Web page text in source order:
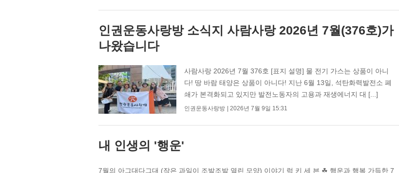
인권운동사랑방 소식지 사람사랑 2026년 7월(376호)가
나왔습니다
사람사랑 2026년 7월 376호 [표지 설명] 물 전기 가스는 상품이 아니
다! 땅 바람 태양은 상품이 아니다! 지난 6월 13일, 석탄화력발전소 폐
쇄가 본격화되고 있지만 발전노동자의 고용과 재생에너지 대 [...]
인권운동사랑방 2026년 7월 9일 15:31
내 인생의 '행운'
7월의 아그대다그대 (작은 과일이 조발조발 열린 모양) 이야기 럭 키 세 븐 ☘︎ 행운과 행복 가득한 7